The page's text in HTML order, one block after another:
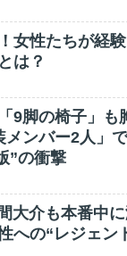
女性たちが経
は？
9脚の椅子」
ンバー2人」
”の衝撃
大介も本番中
への“レジェン